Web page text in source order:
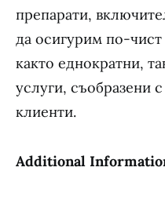
препарати,
да осигурим по-
както еднократни,
услуги, съобразени
клиенти.
Additional